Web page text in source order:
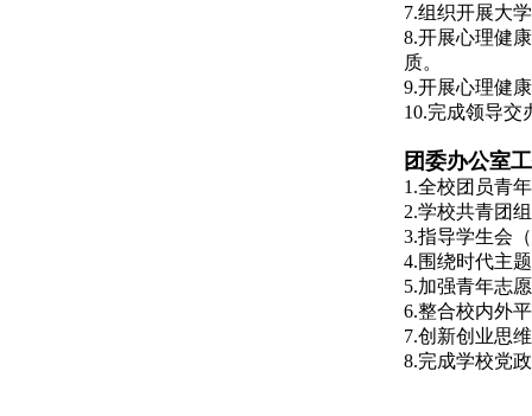
7.组织开展大
8.开展心理健
质。
9.开展心理健
10.完成领导交
团委办公室
1.全校团员青
2.学校共青团
3.指导学生会
4.围绕时代主
5.加强青年志
6.整合校内外
7.创新创业思
8.完成学校党